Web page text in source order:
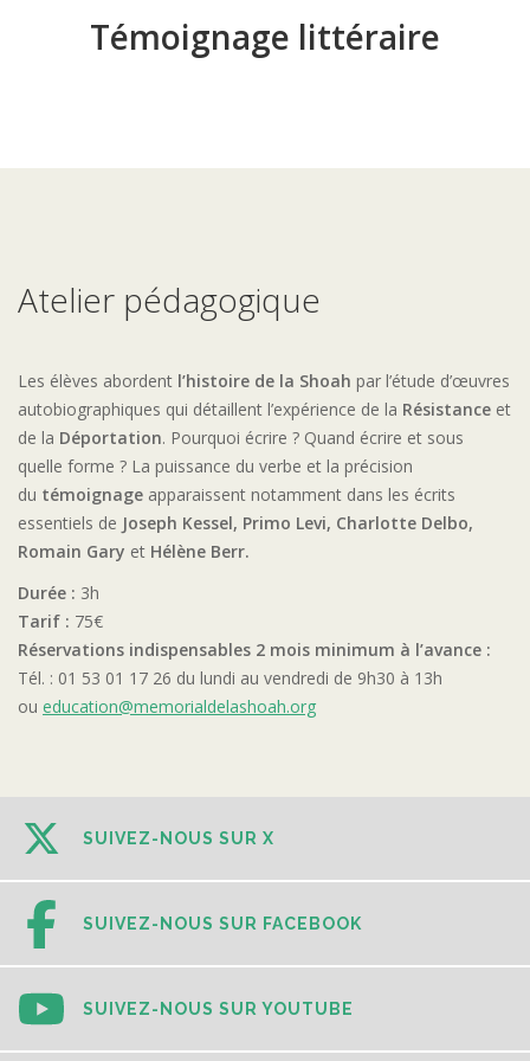
Témoignage littéraire
Atelier pédagogique
Les élèves abordent l’histoire de la Shoah par l’étude d’œuvres
autobiographiques qui détaillent l’expérience de la Résistance et
de la Déportation. Pourquoi écrire ? Quand écrire et sous
quelle forme ? La puissance du verbe et la précision
du témoignage apparaissent notamment dans les écrits
essentiels de Joseph Kessel, Primo Levi, Charlotte Delbo,
Romain Gary et Hélène Berr.
Durée : 3h
Tarif : 75€
Réservations indispensables 2 mois minimum à l’avance :
Tél. : 01 53 01 17 26 du lundi au vendredi de 9h30 à 13h
ou education@memorialdelashoah.org
SUIVEZ-NOUS SUR X
SUIVEZ-NOUS SUR FACEBOOK
SUIVEZ-NOUS SUR YOUTUBE